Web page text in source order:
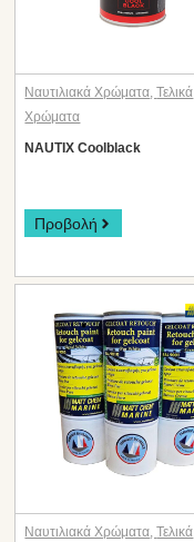
Ναυτιλιακά Χρώματα,Τελικά
Χρώματα
NAUTIX Coolblack
Προβολή
Ναυτιλιακά Χρώματα,Τελικά